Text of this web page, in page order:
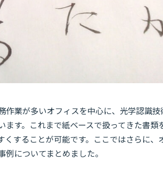
作業が多いオフィスを中心に、光学認識技
ます。これまで紙ベースで扱ってきた書類
することが可能です。ここではさらに、
についてまとめました。